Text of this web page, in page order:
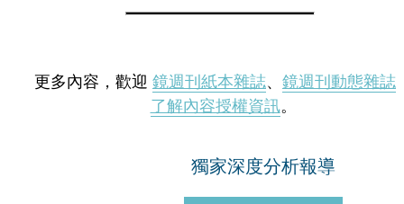
更多內容，歡迎 鏡週刊紙本雜誌、 鏡週刊動態雜誌
了解內容授權資訊。
獨家深度分析報導